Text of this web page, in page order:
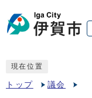
現在位置
トップ 議会